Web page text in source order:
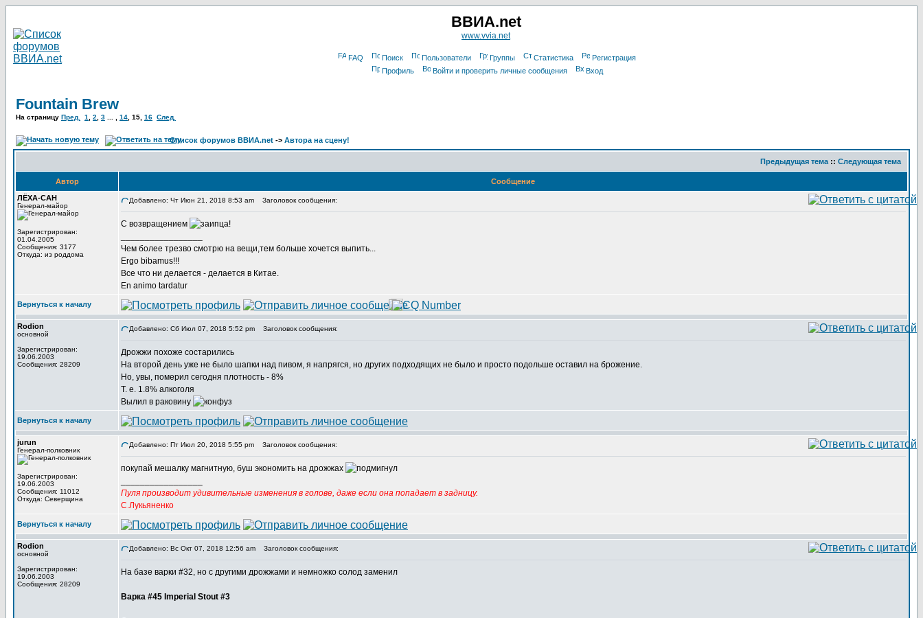
ВВИА.net
www.vvia.net
FAQ Поиск Пользователи Группы Статистика
Регистрация
Профиль
Войти и проверить личные сообщения Вход
Fountain Brew
На страницу Пред. 1 2 3 14 15 16 След.
Список форумов ВВИА.net -> Автора на сцену!
Предыдущая тема :: Следующая тема
Автор
Сообщение
ЛЁХА-САН
Генерал-майор
Зарегистрирован:
01.04.2005
Сообщения: 3177
Откуда: из роддома
Добавлено: Чт Июн 21, 2018 8:53 am Заголовок сообщения:
С возвращением
Чем более трезво смотрю на вещи,тем больше хочется выпить...
Ergo bibamus!!!
Все что ни делается - делается в Китае.
En animo tardatur
Вернуться к началу
Rodion
основной
Зарегистрирован:
19.06.2003
Сообщения: 28209
Добавлено: Сб Июл 07, 2018 5:52 pm Заголовок сообщения:
Дрожжи похоже состарились
На второй день уже не было шапки над пивом, я напрягся, но других подходящих не было и просто подольше оставил на брожение.
Но, увы, померил сегодня плотность - 8%
Т. е. 1.8% алкоголя
Вылил в раковину
Вернуться к началу
jurun
Генерал-полковник
Зарегистрирован:
19.06.2003
Сообщения: 11012
Откуда: Северщина
Добавлено: Пт Июл 20, 2018 5:55 pm Заголовок сообщения:
покупай мешалку магнитную, буш экономить на дрожжах
Пуля производит удивительные изменения в голове, даже если она попадает в задницу.
С.Лукьяненко
Вернуться к началу
Rodion
основной
Зарегистрирован:
19.06.2003
Сообщения: 28209
Добавлено: Вс Окт 07, 2018 12:56 am Заголовок сообщения:
На базе варки #32, но с другими дрожжами и немножко солод заменил
Варка #45 Imperial Stout #3